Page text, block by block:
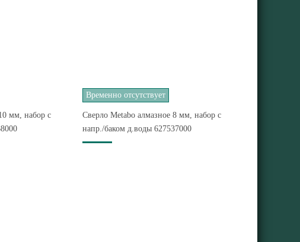
мм, набор с
Временно отсутствует
Сверло Metabo алмазное 8 мм, набор с
напр./баком д.воды 627537000